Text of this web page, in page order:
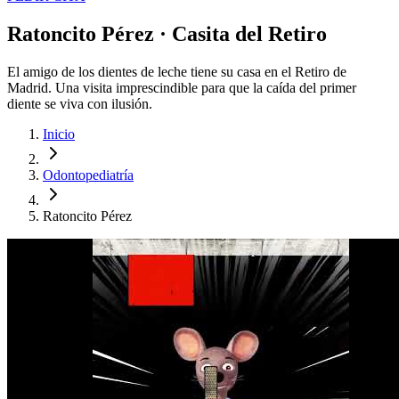
Ratoncito Pérez · Casita del Retiro
El amigo de los dientes de leche tiene su casa en el Retiro de
Madrid. Una visita imprescindible para que la caída del primer
diente se viva con ilusión.
Inicio
Odontopediatría
Ratoncito Pérez